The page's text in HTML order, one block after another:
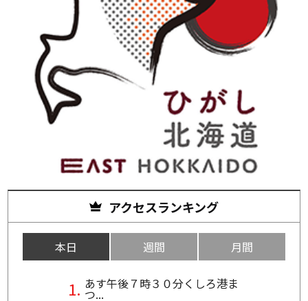
アクセスランキング
本日 週間 月間
あす午後７時３０分くしろ港ま
つ...